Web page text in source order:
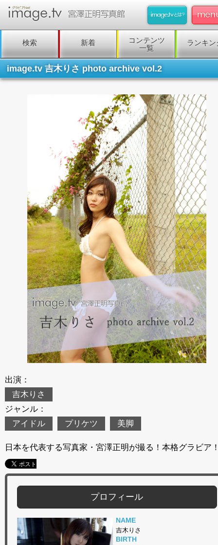
検索 新着
コンテンツ
一覧
ランキン
image.tv 吉木りさ photo archive vol.2
出演：
吉木りさ
ジャンル：
アイドル
プリケツ 美脚
日本を代表する写真家・宮澤正明が撮る！本格グラビア
プロフィール
NAME
吉木りさ
BIRTH